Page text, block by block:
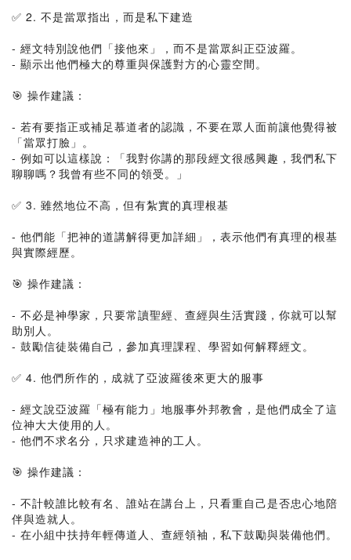
✅ 2. 不是當眾指出，而是私下建造
- 經文特別說他們「接他來」，而不是當眾糾正亞波羅。
- 顯示出他們極大的尊重與保護對方的心靈空間。
🎯 操作建議：
- 若有要指正或補足慕道者的認識，不要在眾人面前讓他覺得被
「當眾打臉」。
- 例如可以這樣說：「我對你講的那段經文很感興趣，我們私下
聊聊嗎？我曾有些不同的領受。」
✅ 3. 雖然地位不高，但有紮實的真理根基
- 他們能「把神的道講解得更加詳細」，表示他們有真理的根基
與實際經歷。
🎯 操作建議：
- 不必是神學家，只要常讀聖經、查經與生活實踐，你就可以幫
助別人。
- 鼓勵信徒裝備自己，參加真理課程、學習如何解釋經文。
✅ 4. 他們所作的，成就了亞波羅後來更大的服事
- 經文說亞波羅「極有能力」地服事外邦教會，是他們成全了這
位神大大使用的人。
- 他們不求名分，只求建造神的工人。
🎯 操作建議：
- 不計較誰比較有名、誰站在講台上，只看重自己是否忠心地陪
伴與造就人。
- 在小組中扶持年輕傳道人、查經領袖，私下鼓勵與裝備他們。